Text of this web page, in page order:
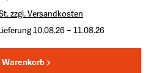
zzgl. Versandkosten
10.08.26 – 11.08.26
Warenkorb